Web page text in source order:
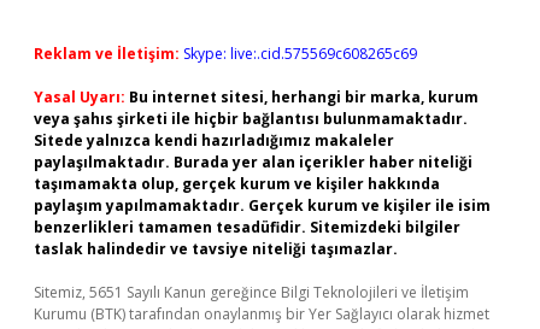
Reklam ve İletişim: Skype: live:.cid.575569c608265c69
Yasal Uyarı: Bu internet sitesi, herhangi bir marka, kurum
veya şahıs şirketi ile hiçbir bağlantısı bulunmamaktadır.
Sitede yalnızca kendi hazırladığımız makaleler
paylaşılmaktadır. Burada yer alan içerikler haber niteliği
taşımamakta olup, gerçek kurum ve kişiler hakkında
paylaşım yapılmamaktadır. Gerçek kurum ve kişiler ile isim
benzerlikleri tamamen tesadüfidir. Sitemizdeki bilgiler
taslak halindedir ve tavsiye niteliği taşımazlar.
Sitemiz, 5651 Sayılı Kanun gereğince Bilgi Teknolojileri ve İletişim
Kurumu (BTK) tarafından onaylanmış bir Yer Sağlayıcı olarak hizmet